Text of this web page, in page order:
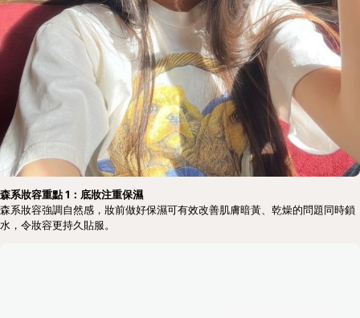
森系妝容重點 1：底妝注重保濕
森系妝容強調自然感，妝前做好保濕可有效改善肌膚暗黃、乾燥的問題同時鎖
水，令妝容更持久貼服。